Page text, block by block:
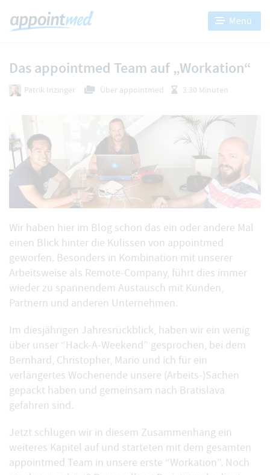
Menü
Das appointmed Team auf „Workation“
Patrik Inzinger Über appointmed 3:30 Minuten
Wir haben hier im Blog schon das ein oder andere Mal
einen Blick hinter die Kulissen von appointmed
geworfen. Besonders in Kombination mit unserer
Arbeitsweise als Remote-Company, führt dies immer
wieder zu spannendem Austausch mit Kunden,
Partnern und anderen Unternehmen.
Im diesjährigen Jahresrückblick, haben wir ein wenig
über unser “Hack-A-Weekend” gesprochen, bei dem
Bernhard, Christopher, Mario und ich für ein
verlängertes Wochenende unsere (Arbeits-)Sachen
gepackt haben und gemeinsam nach Bratislava
gefahren sind.
Jetzt schlugen wir in diesem Zusammenhang ein
weiteres Kapitel auf und starteten mit dem gesamten
appointmed Team in unsere erste “Workation”. Noch